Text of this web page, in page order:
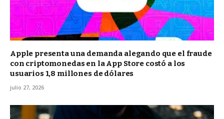
Apple presenta una demanda alegando que el fraude
con criptomonedas en la App Store costó a los
usuarios 1,8 millones de dólares
julio 27, 2026